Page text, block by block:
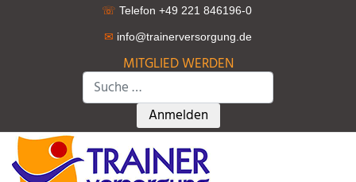
☏ Telefon +49 221 846196-0
✉ info@trainerversorgung.de
MITGLIED WERDEN
Suchen
Type 2 or more characters for
Anmelden